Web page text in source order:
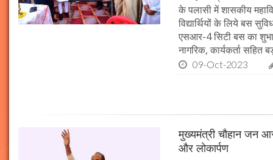
के पलासी में शासकीय
विद्यार्थियों के लिये बस
एसआर-4 सिटी बस का
नागरिक, कार्यकर्ता सहित
09-Oct-2023
मुख्यमंत्री चौहान जन
और लोकार्पण